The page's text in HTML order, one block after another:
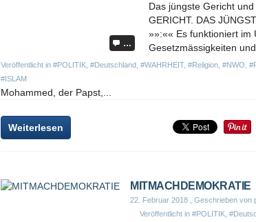
…
Veröffentlicht in #POLITIK #Deutschland #WAHRHEIT, #Religion #NWO
#ISLAM
Das jüngste Gericht
GERICHT. DAS
»»:«« Es funktioniert im
Gesetzmässigkeiten
Mohammed, der Papst,...
Weiterlesen
MITMACHDEMOKRATIE
22. Februar 2018 , Geschrieben von
Veröffentlicht in #POLITIK